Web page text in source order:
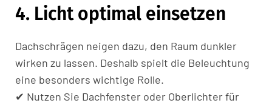
4. Licht optimal einsetzen
Dachschrägen neigen dazu, den Raum dunkler
wirken zu lassen. Deshalb spielt die Beleuchtung
eine besonders wichtige Rolle.
✔ Nutzen Sie Dachfenster oder Oberlichter für